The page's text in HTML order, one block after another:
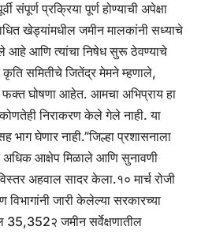
संपूर्ण प्रक्रिया पूर्ण होण्याची अपेक्षा
खेड्यांमधील जमीन मालकांनी सध्याचे
आहे आणि त्यांचा निषेध सुरू ठेवण्याचे
कृति समितीचे जितेंद्र मेमने म्हणाले,
घोषणा आहेत. आमचा अभिप्राय हा
निराकरण केले गेले नाही. या
भाग घेणार नाही.”जिल्हा प्रशासनाला
आक्षेप मिळाले आणि सुनावणी
अहवाल सादर केला.१० मार्च रोजी
विभागांनी जारी केलेल्या सरकारच्या
35,352२ जमीन सर्वेक्षणातील